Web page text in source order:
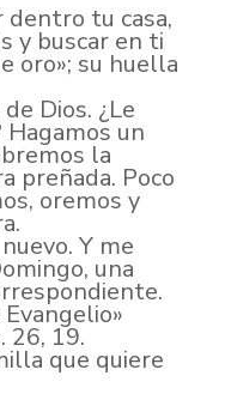
dentro tu casa,
y buscar en ti
oro»; su huella
Dios. ¿Le
un
la
preñada. Poco
oremos y
Y me
una
26, 19.
que quiere